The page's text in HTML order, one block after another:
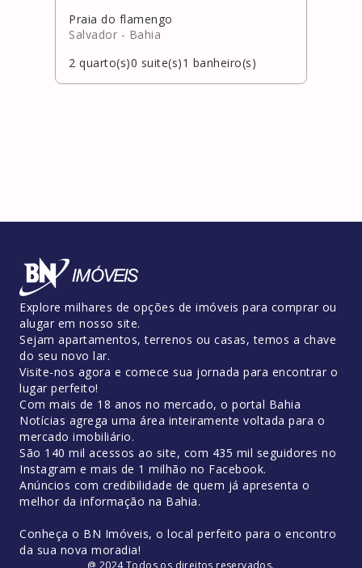
Praia do flamengo
Salvador - Bahia
2 quarto(s)0 suite(s)1 banheiro(s)
Explore milhares de opções de imóveis para comprar ou
alugar em nosso site.
Sejam apartamentos, terrenos ou casas, temos a chave
do seu novo lar.
Visite-nos agora e comece sua jornada para encontrar o
lugar perfeito!
Com mais de 18 anos no mercado, o portal Bahia
Notícias agrega uma área inteiramente voltada para o
mercado imobiliário.
São 140 mil acessos ao site, com 435 mil seguidores no
Instagram e mais de 1 milhão no Facebook.
Anúncios com credibilidade de quem já apresenta o
melhor da informação na Bahia.
Conheça o BN Imóveis, o local perfeito para o encontro
da sua nova moradia!
@ 2024 Todos os direitos reservados.